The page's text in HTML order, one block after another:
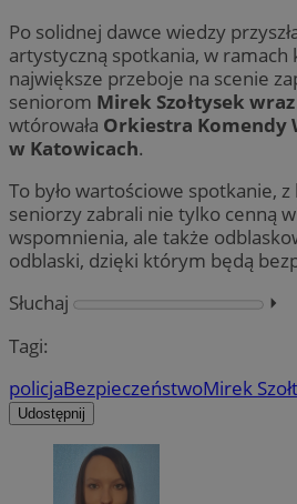
Po solidnej dawce wiedzy
artystyczną spotkania, w ramach
największe przeboje na scenie
seniorom Mirek Szołtysek
wtórowała Orkiestra Komendy
w Katowicach.
To było wartościowe spotkanie,
seniorzy zabrali nie tylko cenną
wspomnienia, ale także
odblaski, dzięki którym będą
Słuchaj
⏵︎
Tagi:
policjaBezpieczeństwoMirek
Udostępnij